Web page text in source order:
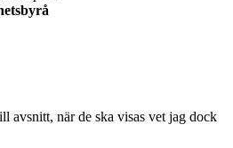
avsnitt, när de ska visas vet jag dock